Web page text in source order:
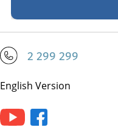
English Version
2 299 299